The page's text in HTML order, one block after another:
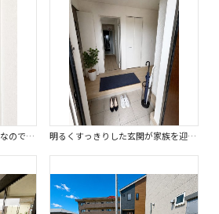
ウォークインクローゼット付なので季節を問わずにたっぷり収納ができます。※画像はイメージです。 明るくすっきりした玄関が家族を迎えてくれます。玄関タイルはお掃除しやすいです。※画像はイメージです。